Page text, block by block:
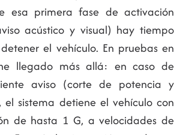
esa primera fase de activación
acústico y visual) hay tiempo
el vehículo. En pruebas en
llegado más allá: en caso de
aviso (corte de potencia y
el sistema detiene el vehículo con
de hasta 1 G, a velocidades de